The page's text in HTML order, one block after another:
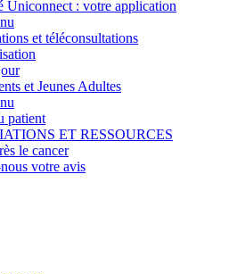
Uniconnect : votre application
et téléconsultations
et Jeunes Adultes
patient
ET RESSOURCES
le cancer
votre avis